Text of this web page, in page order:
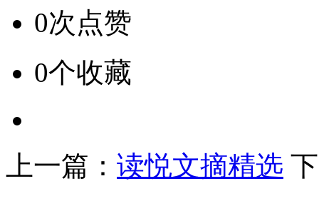
0次点赞
0个收藏
上一篇： 读悦文摘精选